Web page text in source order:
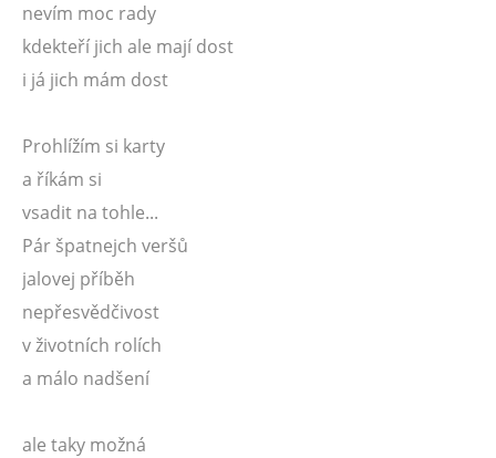
nevím moc rady
kdekteří jich ale mají dost
i já jich mám dost
Prohlížím si karty
a říkám si
vsadit na tohle...
Pár špatnejch veršů
jalovej příběh
nepřesvědčivost
v životních rolích
a málo nadšení
ale taky možná